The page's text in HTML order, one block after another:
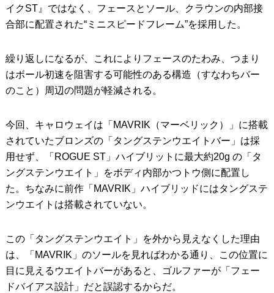
イクST』ではなく、フェースとソール、クラウンの内部接
合部に配置された“ミニスピードフレーム”を採用した。
繰り返しになるが、これによりフェースのたわみ、つまり
はボール初速を阻害する可能性のある構造（すなわちバー
のこと）周辺の問題が軽減される。
今回、キャロウェイは「MAVRIK（マーベリック）」に搭載
されていたブロンズの「タングステンウエイトバー」は採
用せず、「ROGUE ST」ハイブリットに最大約20g の「タ
ングステンウエイト」をボディ内部かつトウ側に配置し
た。ちなみに前作「MAVRIK」ハイブリッドにはタングステ
ンウエイトは搭載されていない。
この「タングステンウエイト」を外から見えなくした理由
は、「MAVRIK」のソールを見ればわかる通り、この位置に
目に見えるウエイトバーがあると、ゴルファーが「フェー
ドバイアス設計」だと誤認するからだ。